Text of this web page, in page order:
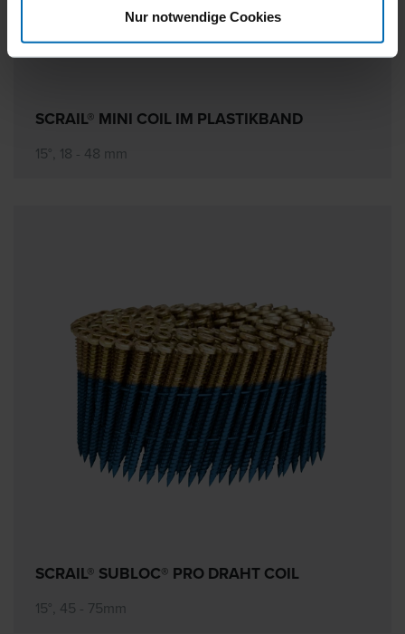
Nur notwendige Cookies
SCRAIL® MINI COIL IM PLASTIKBAND
15°, 18 - 48 mm
SCRAIL® SUBLOC® PRO DRAHT COIL
15°, 45 - 75mm